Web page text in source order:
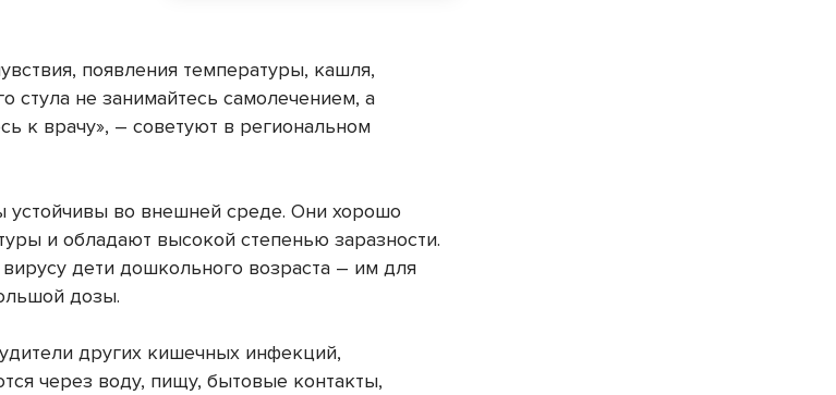
появления температуры, кашля,
стула не занимайтесь самолечением, а
к врачу», – советуют в региональном
устойчивы во внешней среде. Они хорошо
и обладают высокой степенью заразности.
дети дошкольного возраста – им для
дозы.
других кишечных инфекций,
через воду, пищу, бытовые контакты,